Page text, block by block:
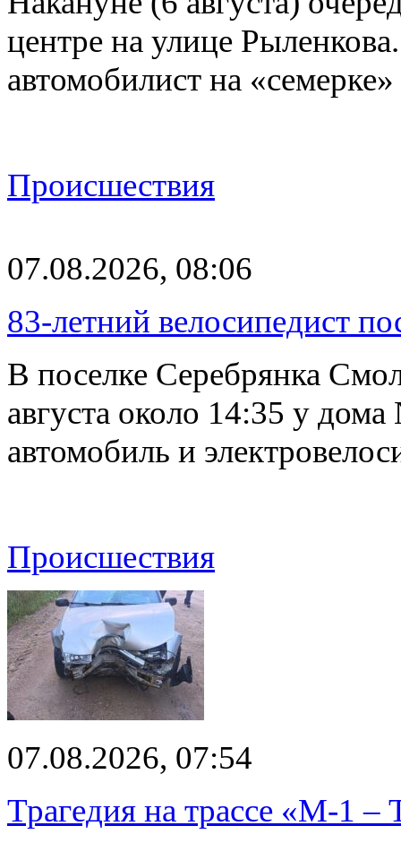
центре на улице
автомобилист на
Происшествия
07.08.2026, 08:06
83-летний велосипедист
В поселке Серебрянка
августа около 14:35 у
автомобиль и
Происшествия
07.08.2026, 07:54
Трагедия на трассе «М-1 –